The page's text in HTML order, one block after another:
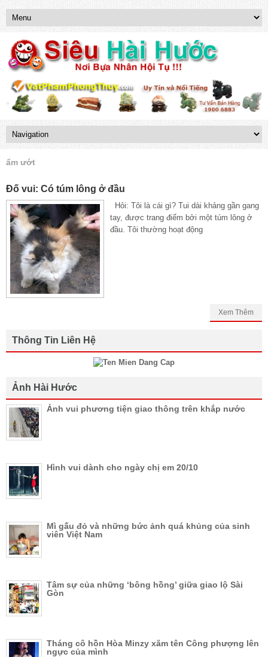
ẩm ướt
Đố vui: Có túm lông ở đầu
Hỏi: Tôi là cái gì? Tui dài khảng gần gang
tay, được trang điểm bởi một túm lông ở
đầu. Tôi thường hoạt động
Xem Thêm
Thông Tin Liên Hệ
Ảnh Hài Hước
Ảnh vui phương tiện giao thông trên khắp nước
Hình vui dành cho ngày chị em 20/10
Mì gấu đỏ và những bức ảnh quá khủng của sinh
viên Việt Nam
Tâm sự của những ‘bông hồng’ giữa giao lộ Sài
Gòn
Tháng cô hồn Hòa Minzy xăm tên Công phượng lên
ngực của mình